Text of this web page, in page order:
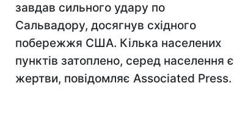
завдав сильного удару по
Сальвадору, досягнув східного
побережжя США. Кілька населених
пунктів затоплено, серед населення є
жертви, повідомляє Associated Press.